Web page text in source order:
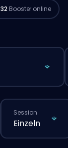
32 Booster online
Session
Einzeln